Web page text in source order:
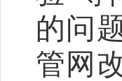
的问
管网